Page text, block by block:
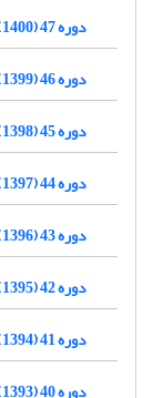
دوره 47 (1400)
دوره 46 (1399)
دوره 45 (1398)
دوره 44 (1397)
دوره 43 (1396)
دوره 42 (1395)
دوره 41 (1394)
دوره 40 (1393)